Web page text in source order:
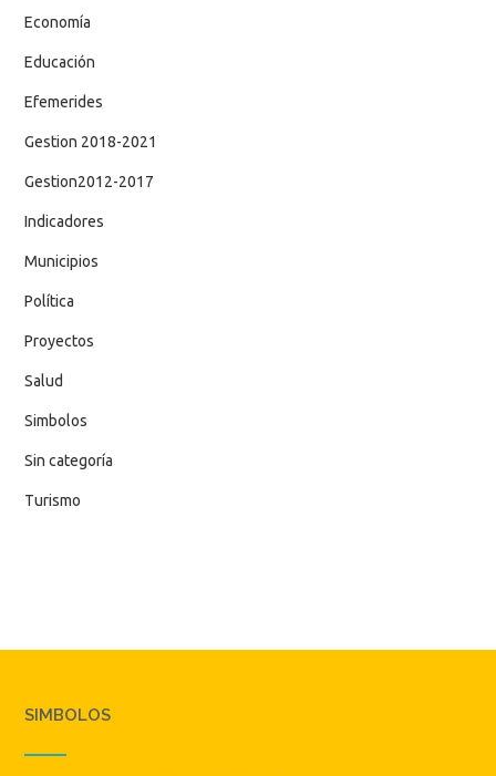
Economía
Educación
Efemerides
Gestion 2018-2021
Gestion2012-2017
Indicadores
Municipios
Política
Proyectos
Salud
Simbolos
Sin categoría
Turismo
SIMBOLOS